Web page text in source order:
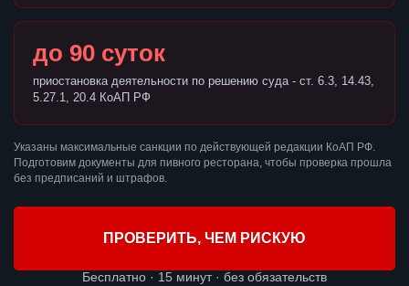
до 90 суток
приостановка деятельности по решению суда - ст. 6.3, 14.43,
5.27.1, 20.4 КоАП РФ
Указаны максимальные санкции по действующей редакции КоАП РФ.
Подготовим документы для пивного ресторана, чтобы проверка прошла
без предписаний и штрафов.
ПРОВЕРИТЬ, ЧЕМ РИСКУЮ
Бесплатно · 15 минут · без обязательств